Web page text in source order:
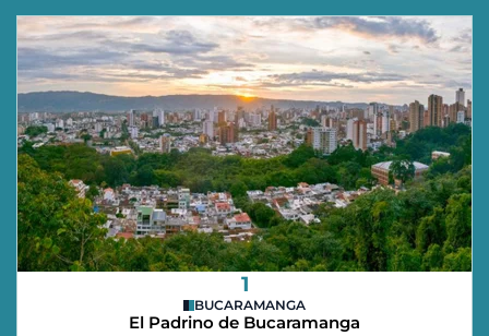
1
BUCARAMANGA
El Padrino de Bucaramanga